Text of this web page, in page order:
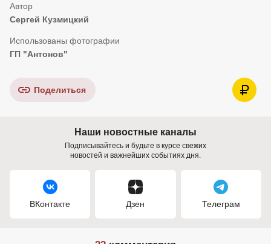
Сергей Кузмицкий
ГП "Антонов"
Поделиться
Наши новостные каналы
Подписывайтесь и будьте в курсе свежих
новостей и важнейших событиях дня.
ВКонтакте Дзен Телеграм